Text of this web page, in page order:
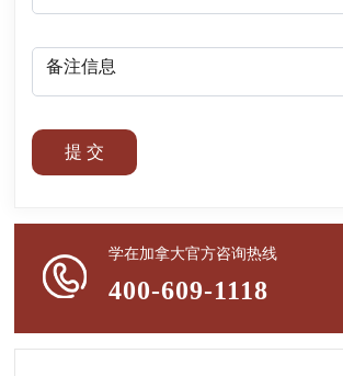
提 交
学在加拿大官方咨询热线
400-609-1118